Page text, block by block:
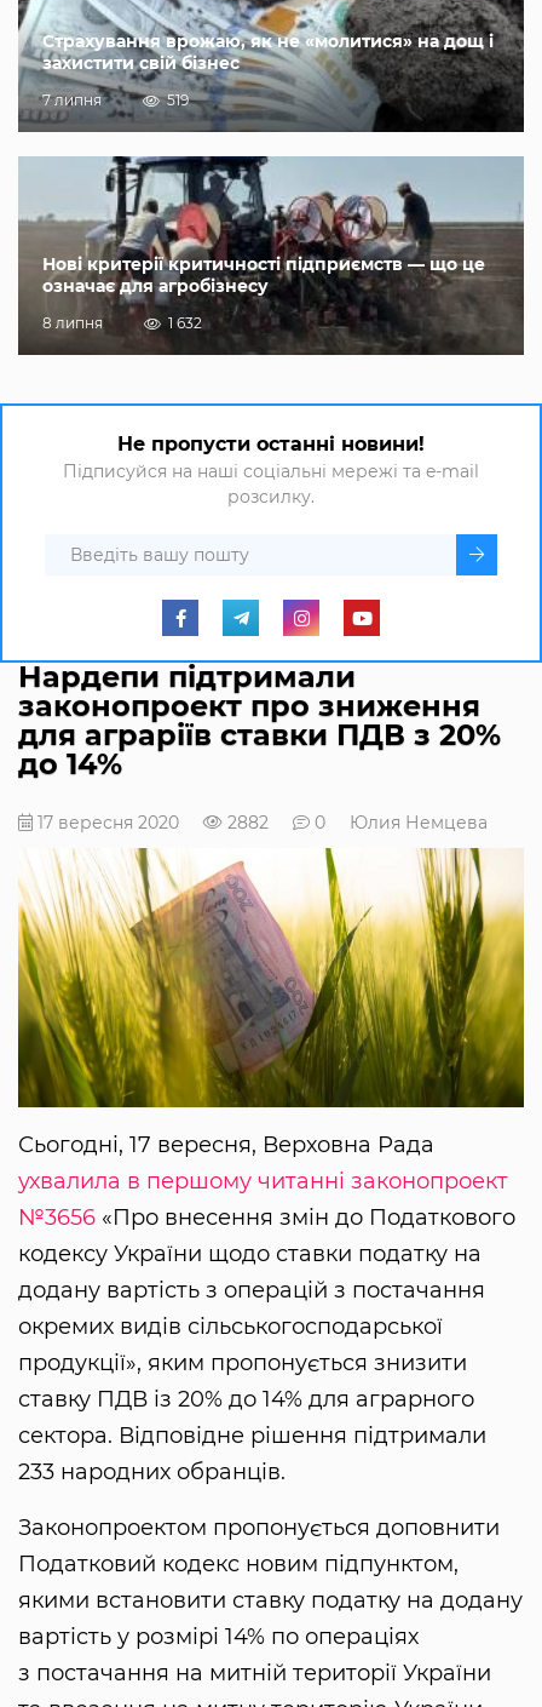
Страхування врожаю, як не «молитися» на дощ і
захистити свій бізнес
7 липня 519
Нові критерії критичності підприємств — що це
означає для агробізнесу
8 липня 1 632
Не пропусти останні новини!
Підписуйся на наші соціальні мережі та e-mail
розсилку.
Нардепи підтримали
законопроект про зниження
для аграріїв ставки ПДВ з 20%
до 14%
17 вересня 2020 2882 0 Юлия Немцева
Сьогодні, 17 вересня, Верховна Рада
ухвалила в першому читанні законопроект
№3656 «Про внесення змін до Податкового
кодексу України щодо ставки податку на
додану вартість з операцій з постачання
окремих видів сільськогосподарської
продукції», яким пропонується знизити
ставку ПДВ із 20% до 14% для аграрного
сектора. Відповідне рішення підтримали
233 народних обранців.
Законопроектом пропонується доповнити
Податковий кодекс новим підпунктом,
якими встановити ставку податку на додану
вартість у розмірі 14% по операціях
з постачання на митній території України